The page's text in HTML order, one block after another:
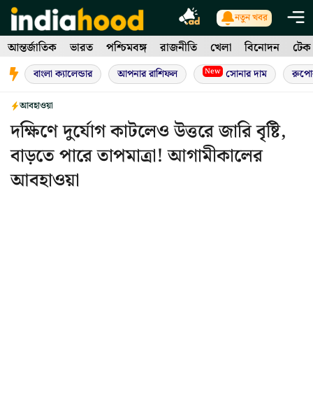
Skip
to
content
নতুন খবর
আন্তর্জাতিক ভারত পশ্চিমবঙ্গ রাজনীতি খেলা বিনোদন টেক
বাংলা ক্যালেন্ডার আপনার রাশিফল New সোনার দাম
আবহাওয়া
দক্ষিণে দুর্যোগ কাটলেও উত্তরে জারি বৃষ্টি,
বাড়তে পারে তাপমাত্রা! আগামীকালের
আবহাওয়া